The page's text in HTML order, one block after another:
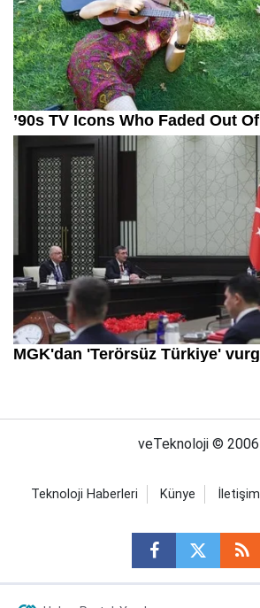
veTeknoloji © 2006
Teknoloji Haberleri Künye İletişim